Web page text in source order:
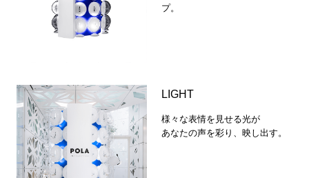
プ。
LIGHT
様々な表情を見せる光が
あなたの声を彩り、映し出す。